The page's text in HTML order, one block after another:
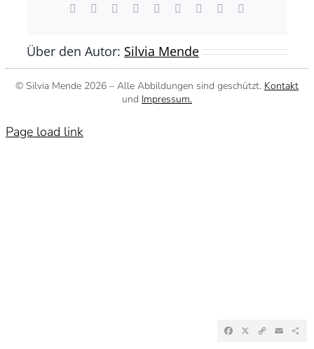
Facebook Reddit LinkedInWhatsApp
TumblrPinterest
Über den Autor: Silvia Mende
© Silvia Mende 2026 – Alle Abbildungen sind geschützt. Kontakt
und Impressum.
Page load link
Facebook
X CopyEmail